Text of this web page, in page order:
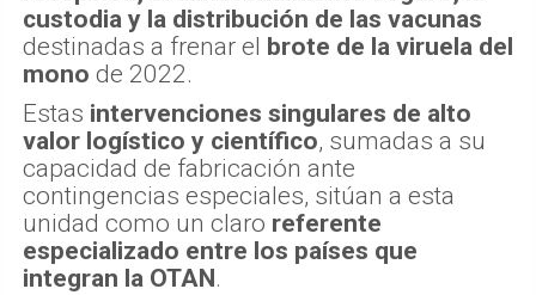
custodia y la distribución de las vacunas
destinadas a frenar el brote de la viruela del
mono de 2022.
Estas intervenciones singulares de alto
valor logístico y científico, sumadas a su
capacidad de fabricación ante
contingencias especiales, sitúan a esta
unidad como un claro referente
especializado entre los países que
integran la OTAN.